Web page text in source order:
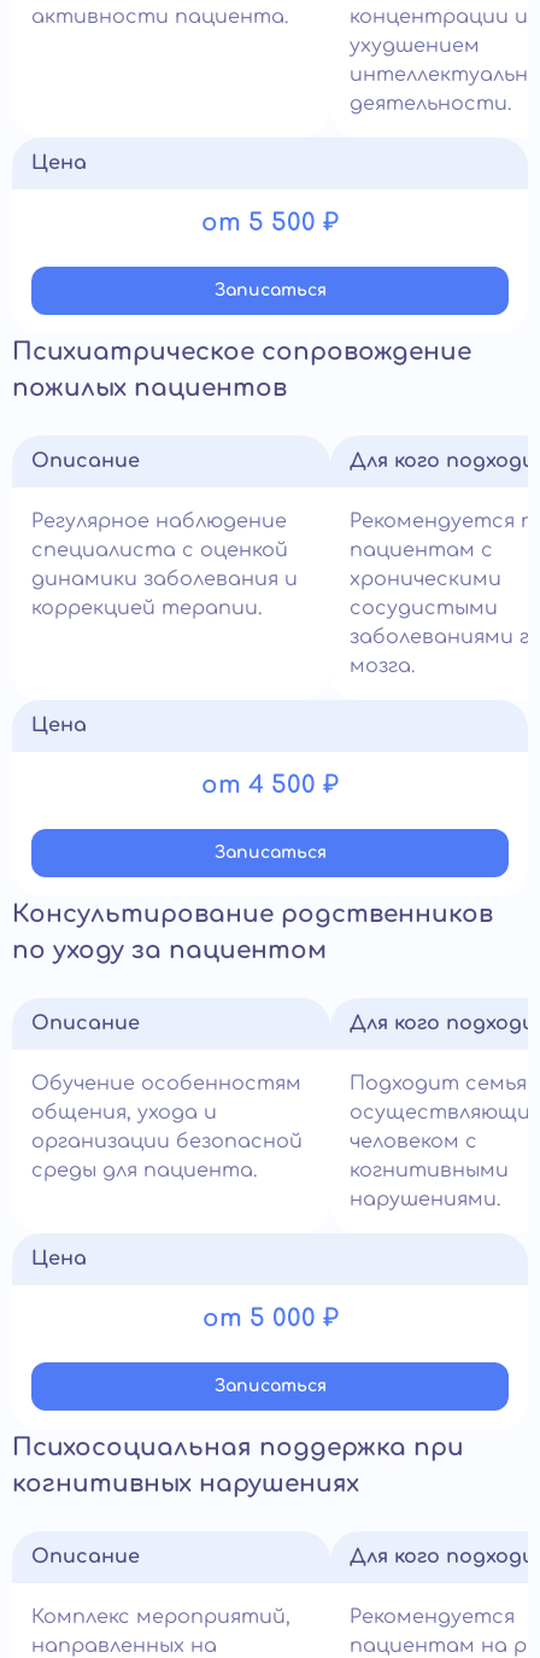
активности пациента.
концентрации и
ухудшением
деятельности.
Цена
от 5 500 ₽
Записатьcя
Психиатрическое сопровождение
пожилых пациентов
Описание
Регулярное наблюдение
специалиста с оценкой
динамики заболевания и
коррекцией терапии.
Для кого
Рекомендуется
пациентам с
хроническими
сосудистыми
заболеваниями
мозга.
Цена
от 4 500 ₽
Записатьcя
Консультирование родственников
по уходу за пациентом
Описание
Обучение особенностям
общения, ухода и
организации безопасной
среды для пациента.
Для кого
Подходит
человеком с
когнитивными
нарушениями.
Цена
от 5 000 ₽
Записатьcя
Психосоциальная поддержка при
когнитивных нарушениях
Описание
Комплекс мероприятий,
направленных на
Для кого
Рекомендуется
пациентам на